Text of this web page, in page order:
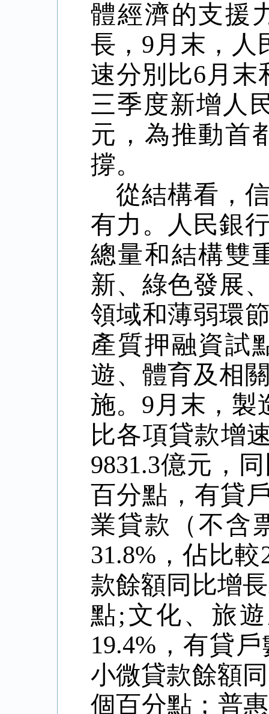
體經濟的支援
長， 9 月末，人
速分別比6 月末
三季度新增人
元，為推動首
撐。
從結構看，
有力。人民銀
總量和結構雙
新、綠色發展
領域和薄弱環
產質押融資試
遊、體育及相
施。 9 月末，製
比各項貸款增
9831.3億元，
百分點，有貸
業貸款（不含
31.8% ，佔比較
款餘額同比增長
點;文化、旅
19.4% ，有貸
小微貸款餘額
個百分點；普